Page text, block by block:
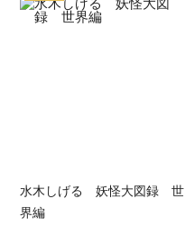
水木しげる 妖怪大図録 世
界編